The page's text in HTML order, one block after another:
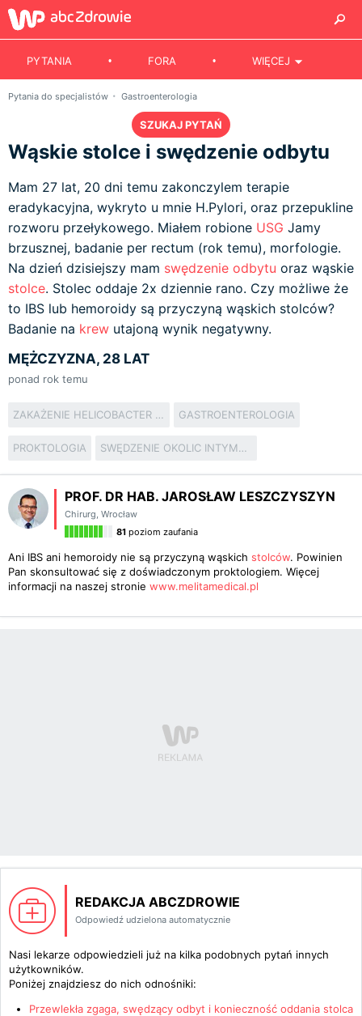
PYTANIA FORA WIĘCEJ
Pytania do specjalistów Gastroenterologia
SZUKAJ PYTAŃ
Wąskie stolce i swędzenie odbytu
Mam 27 lat, 20 dni temu zakonczylem terapie
eradykacyjna, wykryto u mnie H.Pylori, oraz przepukline
rozworu przełykowego. Miałem robione USG Jamy
brzusznej, badanie per rectum (rok temu), morfologie.
Na dzień dzisiejszy mam swędzenie odbytu oraz wąskie
stolce. Stolec oddaje 2x dziennie rano. Czy możliwe że
to IBS lub hemoroidy są przyczyną wąskich stolców?
Badanie na krew utajoną wynik negatywny.
MĘŻCZYZNA, 28 LAT
ponad rok temu
ZAKAŻENIE HELICOBACTER PYLORI GASTROENTEROLOGIA
PROKTOLOGIA SWĘDZENIE OKOLIC INTYMNYCH
PROF. DR HAB. JAROSŁAW LESZCZYSZYN
Chirurg, Wrocław
81 poziom zaufania
Ani IBS ani hemoroidy nie są przyczyną wąskich stolców. Powinien
Pan skonsultować się z doświadczonym proktologiem. Więcej
informacji na naszej stronie www.melitamedical.pl
REDAKCJA ABCZDROWIE
Odpowiedź udzielona automatycznie
Nasi lekarze odpowiedzieli już na kilka podobnych pytań innych
użytkowników.
Poniżej znajdziesz do nich odnośniki:
Przewlekła zgaga, swędzący odbyt i konieczność oddania stolca